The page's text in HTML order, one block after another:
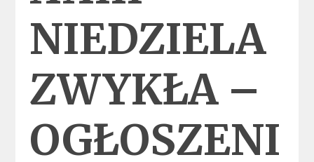
NIEDZIELA
ZWYKŁA –
OGŁOSZENI